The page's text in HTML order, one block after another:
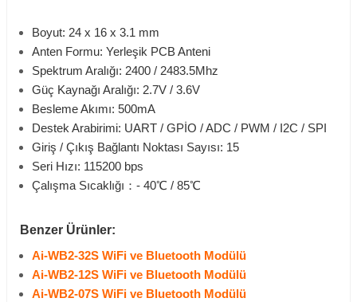
Boyut: 24 x 16 x 3.1 mm
Anten Formu: Yerleşik PCB Anteni
Spektrum Aralığı: 2400 / 2483.5Mhz
Güç Kaynağı Aralığı: 2.7V / 3.6V
Besleme Akımı: 500mA
Destek Arabirimi: UART / GPİO / ADC / PWM / I2C / SPI
Giriş / Çıkış Bağlantı Noktası Sayısı: 15
Seri Hızı: 115200 bps
Çalışma Sıcaklığı：- 40℃ / 85℃
Benzer Ürünler:
Ai-WB2-32S WiFi ve Bluetooth Modülü
Ai-WB2-12S WiFi ve Bluetooth Modülü
Ai-WB2-07S WiFi ve Bluetooth Modülü